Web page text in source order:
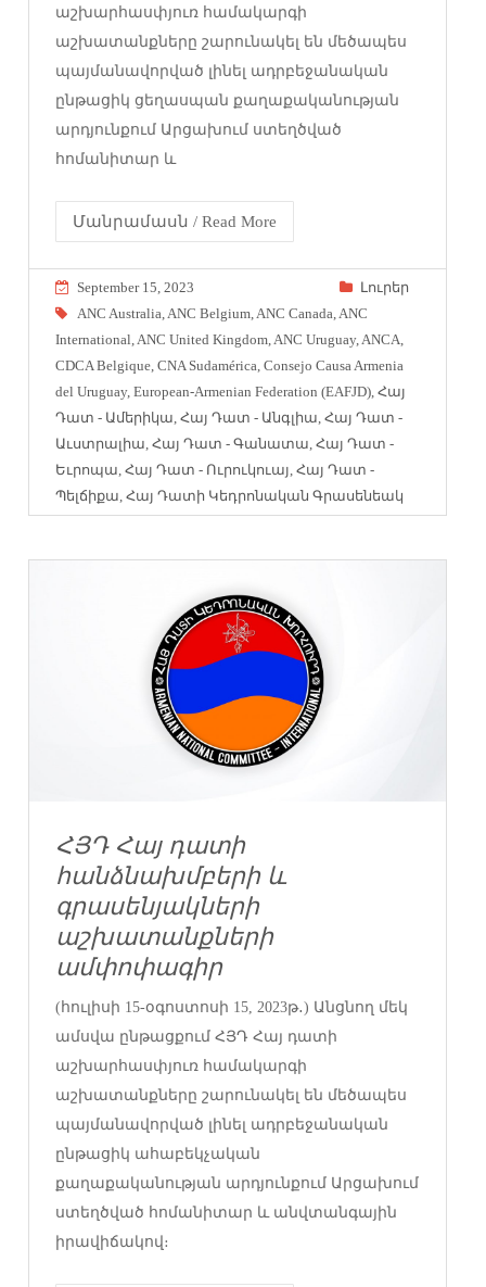
աշխարհասփյուռ համակարգի
աշխատանքները շարունակել են մեծապես
պայմանավորված լինել ադրբեջանական
ընթացիկ ցեղասպան քաղաքականության
արդյունքում Արցախում ստեղծված
հոմանիտար և
Մանրամասն / Read More
September 15, 2023
Լուրեր
ANC Australia ANC Belgium ANC Canada ANC
International ANC United Kingdom ANC Uruguay, ANCA
CDCA Belgique ,CNA Sudamérica ,Consejo Causa Armenia
del Uruguay,European-Armenian Federation (EAFJD) ,Հայ
Դատ - Ամերիկա ,Հայ Դատ - Անգլիա ,Հայ Դատ -
Աւստրալիա ,Հայ Դատ - Գանատա ,Հայ Դատ -
Եւրոպա ,Հայ Դատ - Ուրուկուայ ,Հայ Դատ -
Պելճիքա ,Հայ Դատի Կեդրոնական Գրասենեակ
ՀՅԴ Հայ դատի
հանձնախմբերի և
գրասենյակների
աշխատանքների
ամփոփագիր
(հուլիսի 15-օգոստոսի 15, 2023թ․) Անցնող մեկ
ամսվա ընթացքում ՀՅԴ Հայ դատի
աշխարհասփյուռ համակարգի
աշխատանքները շարունակել են մեծապես
պայմանավորված լինել ադրբեջանական
ընթացիկ ահաբեկչական
քաղաքականության արդյունքում Արցախում
ստեղծված հոմանիտար և անվտանգային
իրավիճակով։